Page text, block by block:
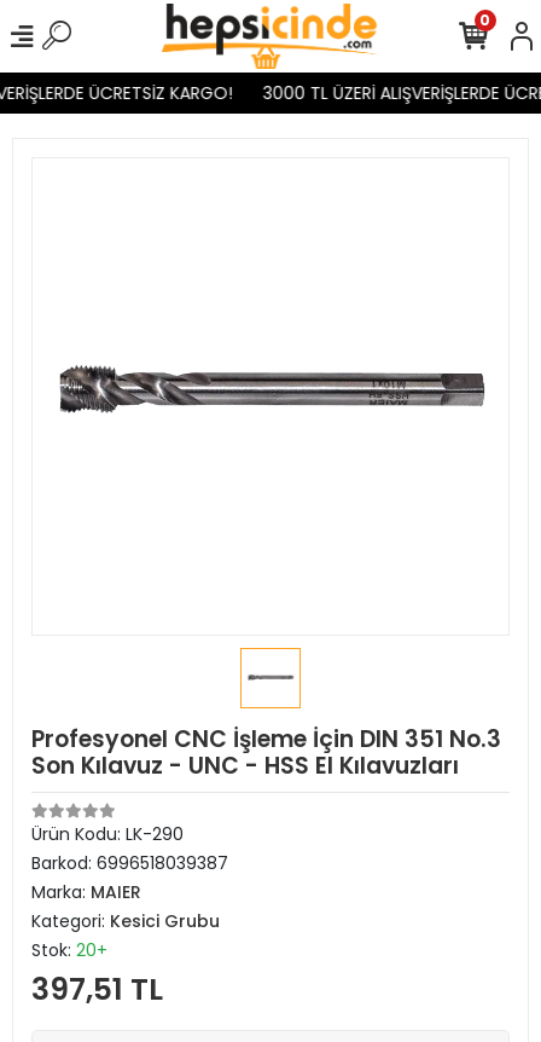
ÜCRETSİZ KARGO! 3000 TL ÜZERİ ALIŞVERİŞLERDE
0
Profesyonel CNC İşleme İçin DIN 351 No.3
Son Kılavuz - UNC - HSS El Kılavuzları
Ürün Kodu: LK-290
Barkod: 6996518039387
Marka: MAIER
Kategori: Kesici Grubu
Stok: 20+
397,51 TL